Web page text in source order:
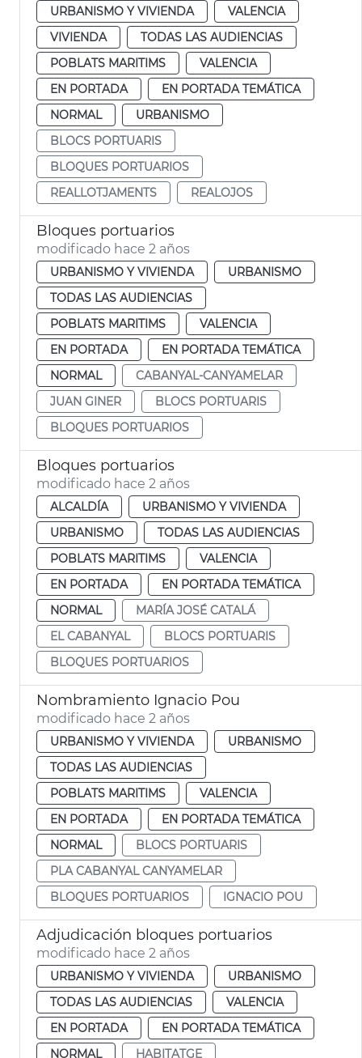
URBANISMO Y VIVIENDA
VALENCIA
VIVIENDA
TODAS LAS AUDIENCIAS
POBLATS MARITIMS
VALENCIA
EN PORTADA
EN PORTADA TEMÁTICA
NORMAL
URBANISMO
BLOCS PORTUARIS
BLOQUES PORTUARIOS
REALLOTJAMENTS
REALOJOS
Bloques portuarios
modificado hace 2 años
URBANISMO Y VIVIENDA
URBANISMO
TODAS LAS AUDIENCIAS
POBLATS MARITIMS
VALENCIA
EN PORTADA
EN PORTADA TEMÁTICA
NORMAL
CABANYAL-CANYAMELAR
JUAN GINER
BLOCS PORTUARIS
BLOQUES PORTUARIOS
Bloques portuarios
modificado hace 2 años
ALCALDÍA
URBANISMO Y VIVIENDA
URBANISMO
TODAS LAS AUDIENCIAS
POBLATS MARITIMS
VALENCIA
EN PORTADA
EN PORTADA TEMÁTICA
NORMAL
MARÍA JOSÉ CATALÁ
EL CABANYAL
BLOCS PORTUARIS
BLOQUES PORTUARIOS
Nombramiento Ignacio Pou
modificado hace 2 años
URBANISMO Y VIVIENDA
URBANISMO
TODAS LAS AUDIENCIAS
POBLATS MARITIMS
VALENCIA
EN PORTADA
EN PORTADA TEMÁTICA
NORMAL
BLOCS PORTUARIS
PLA CABANYAL CANYAMELAR
BLOQUES PORTUARIOS
IGNACIO POU
Adjudicación bloques portuarios
modificado hace 2 años
URBANISMO Y VIVIENDA
URBANISMO
TODAS LAS AUDIENCIAS
VALENCIA
EN PORTADA
EN PORTADA TEMÁTICA
NORMAL
HABITATGE